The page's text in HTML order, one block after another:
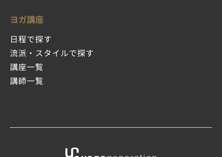
ヨガ講座
日程で探す
流派・スタイルで探す
講座一覧
講師一覧